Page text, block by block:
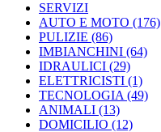
SERVIZI
AUTO E MOTO (176)
PULIZIE (86)
IMBIANCHINI (64)
IDRAULICI (29)
ELETTRICISTI (1)
TECNOLOGIA (49)
ANIMALI (13)
DOMICILIO (12)